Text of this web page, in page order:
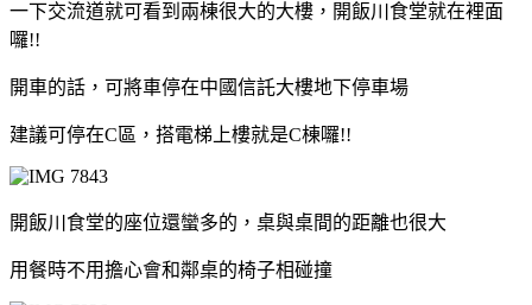
一下交流道就可看到兩棟很大的大樓，開飯川食堂就在裡面
囉!!
開車的話，可將車停在中國信託大樓地下停車場
建議可停在C區，搭電梯上樓就是C棟囉!!
開飯川食堂的座位還蠻多的，桌與桌間的距離也很大
用餐時不用擔心會和鄰桌的椅子相碰撞